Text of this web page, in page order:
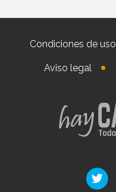
Condiciones de uso
Aviso legal